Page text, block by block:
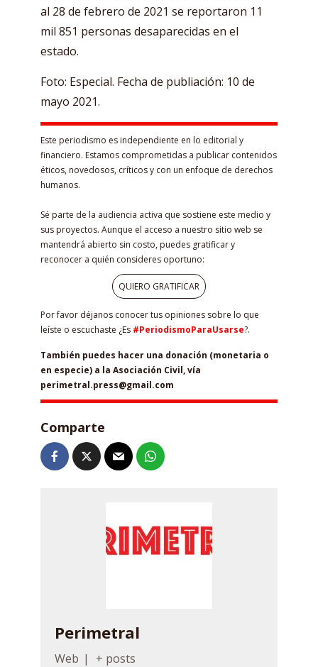
al 28 de febrero de 2021 se reportaron 11
mil 851 personas desaparecidas en el
estado.
Foto: Especial. Fecha de publiación: 10 de
mayo 2021.
Este periodismo es independiente en lo editorial y
financiero. Estamos comprometidas a publicar contenidos
éticos, novedosos, críticos y con un enfoque de derechos
humanos.
Sé parte de la audiencia activa que sostiene este medio y
sus proyectos. Aunque el acceso a nuestro sitio web se
mantendrá abierto sin costo, puedes gratificar y
reconocer a quién consideres oportuno:
QUIERO GRATIFICAR
Por favor déjanos conocer tus opiniones sobre lo que
leíste o escuchaste ¿Es #PeriodismoParaUsarse?.
También puedes hacer una donación (monetaria o
en especie) a la Asociación Civil, vía
perimetral.press@gmail.com
Comparte
Perimetral
Web |
+ posts